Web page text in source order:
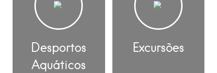
Desportos
Aquáticos
Excursões